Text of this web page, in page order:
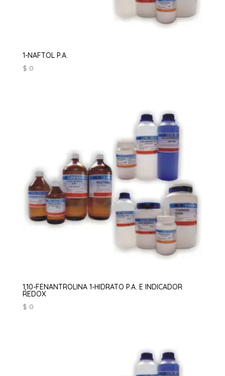
1-NAFTOL P.A.
$ 0
1,10-FENANTROLINA 1-HIDRATO P.A. E INDICADOR
REDOX
$ 0